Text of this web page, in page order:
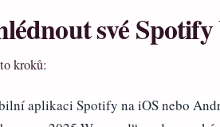
své
kroků:
aplikaci Spotify na iOS nebo